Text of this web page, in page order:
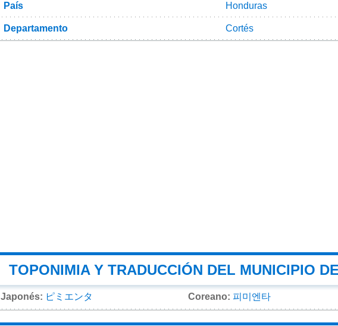
País Honduras
Departamento Cortés
TOPONIMIA Y TRADUCCIÓN DEL MUNICIPIO
Japonés: ピミエンタ Coreano: 피미엔타